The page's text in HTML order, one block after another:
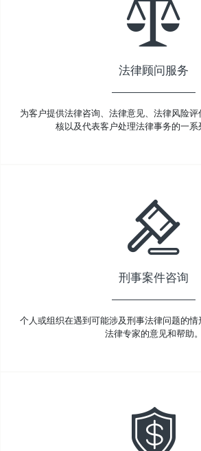
法律顾问服务
为客户提供法律咨询、法律意见、法律风险
核以及代表客户处理法律事务的一系
刑事案件咨询
个人或组织在遇到可能涉及刑事法律问题的
法律专家的意见和帮助。